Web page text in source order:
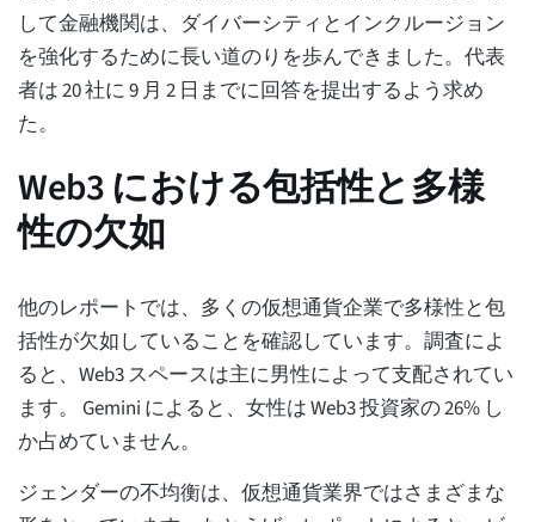
して金融機関は、ダイバーシティとインクルージョン
を強化するために長い道のりを歩んできました。代表
者は 20 社に 9 月 2 日までに回答を提出するよう求め
た。
Web3 における包括性と多様
性の欠如
他のレポートでは、多くの仮想通貨企業で多様性と包
括性が欠如していることを確認しています。調査によ
ると、Web3 スペースは主に男性によって支配されてい
ます。 Gemini によると、女性は Web3 投資家の 26% し
か占めていません。
ジェンダーの不均衡は、仮想通貨業界ではさまざまな